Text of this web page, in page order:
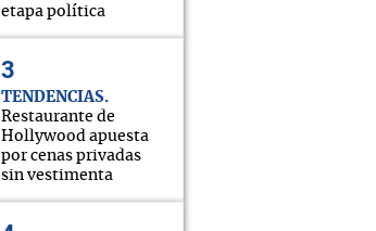
etapa política
TENDENCIAS
Restaurante de
Hollywood apuesta
por cenas privadas
sin vestimenta